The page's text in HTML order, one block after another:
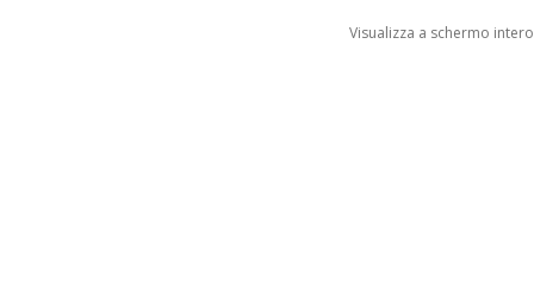
Visualizza a schermo intero